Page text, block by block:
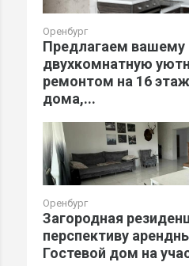
Оренбург
Предлагаем
двухкомнатную
ремонтом на 16
дома,...
Оренбург
Загородная
перспективу
Гостевой дом на